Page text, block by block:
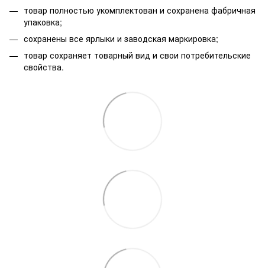
товар полностью укомплектован и сохранена фабричная
упаковка;
сохранены все ярлыки и заводская маркировка;
товар сохраняет товарный вид и свои потребительские
свойства.